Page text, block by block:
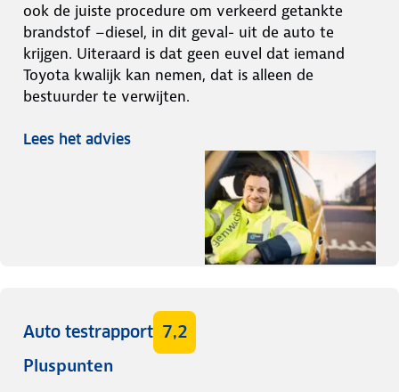
ook de juiste procedure om verkeerd getankte
brandstof –diesel, in dit geval- uit de auto te
krijgen. Uiteraard is dat geen euvel dat iemand
Toyota kwalijk kan nemen, dat is alleen de
bestuurder te verwijten.
Lees het advies
Auto testrapport 7,2
Pluspunten